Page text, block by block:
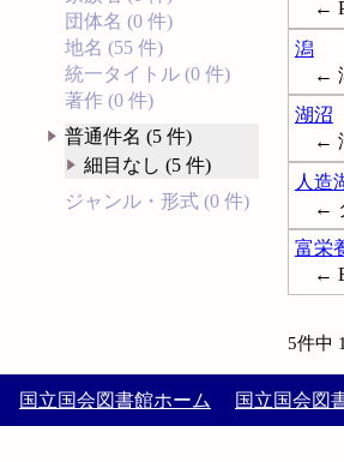
団体名 (0 件)
地名 (55 件)
統一タイトル (0 件)
著作 (0 件)
普通件名 (5 件)
細目なし (5 件)
ジャンル・形式 (0 件)
←
潟
←
湖沼
←
人造
←
富栄
←
5件中
国立国会図書館ホーム 国立国会図